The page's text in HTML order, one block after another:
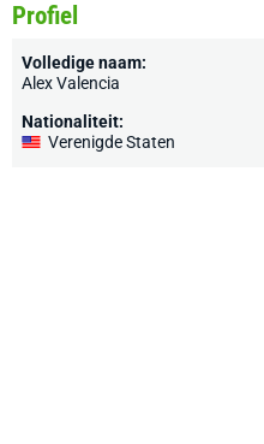
Profiel
Volledige naam:
Alex Valencia
Nationaliteit:
Verenigde Staten